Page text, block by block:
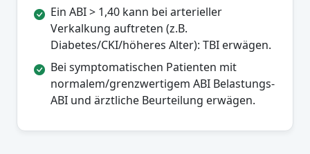
Ein ABI > 1,40 kann bei arterieller
Verkalkung auftreten (z.B.
Diabetes/CKI/höheres Alter): TBI erwägen.
Bei symptomatischen Patienten mit
normalem/grenzwertigem ABI Belastungs-
ABI und ärztliche Beurteilung erwägen.